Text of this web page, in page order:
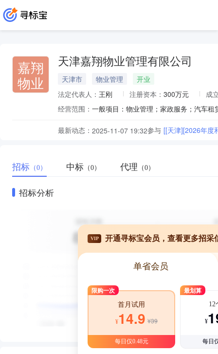
嘉翔
物业
天津嘉翔物业管理有限公司
天津市 物业管理
开业
法定代表人： 王刚 注册资本： 300万元
成
经营范围：
最新动态： 2025-11-07 19:32参与 [[天津][2026年度
招标 （0） 中标 （0） 代理 （0）
招标分析
VIP 开通寻标宝会员，查看更多招采
单省会员
限购一次
首月试用
¥14.9 ¥39
每日仅0.48元
最划算
12
¥
每日